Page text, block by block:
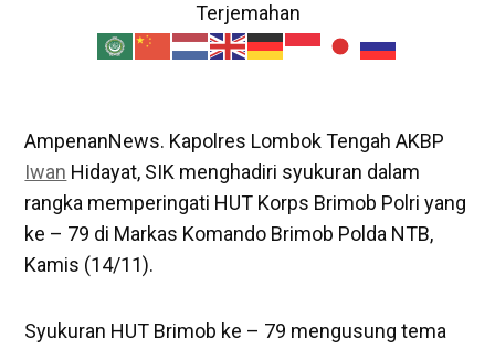
Terjemahan
AmpenanNews. Kapolres Lombok Tengah AKBP
Iwan Hidayat, SIK menghadiri syukuran dalam
rangka memperingati HUT Korps Brimob Polri yang
ke – 79 di Markas Komando Brimob Polda NTB,
Kamis (14/11).
Syukuran HUT Brimob ke – 79 mengusung tema